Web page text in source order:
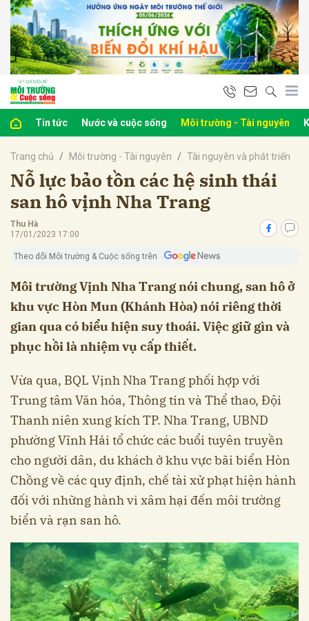
Tin tức Nước và cuộc sống Môi trường - Tài nguyên
Trang chủ Môi trường - Tài nguyên Tài nguyên và phát triển
Nỗ lực bảo tồn các hệ sinh thái
san hô vịnh Nha Trang
Thu Hà
17/01/2023 17:00
Theo dõi Môi trường & Cuộc sống trên
Môi trường Vịnh Nha Trang nói chung, san hô ở
khu vực Hòn Mun (Khánh Hòa) nói riêng thời
gian qua có biểu hiện suy thoái. Việc giữ gìn và
phục hồi là nhiệm vụ cấp thiết.
Vừa qua, BQL Vịnh Nha Trang phối hợp với
Trung tâm Văn hóa, Thông tin và Thể thao, Đội
Thanh niên xung kích TP. Nha Trang, UBND
phường Vĩnh Hải tổ chức các buổi tuyên truyền
cho người dân, du khách ở khu vực bãi biển Hòn
Chồng về các quy định, chế tài xử phạt hiện hành
đối với những hành vi xâm hại đến môi trường
biển và rạn san hô.
luận